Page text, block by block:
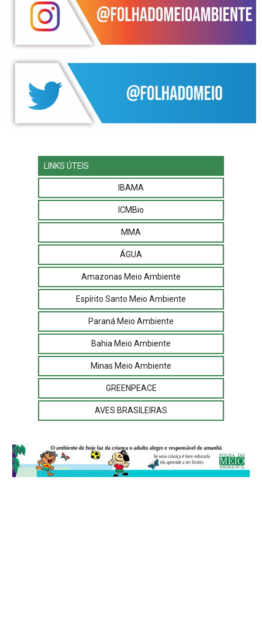
LINKS ÚTEIS
IBAMA
ICMBio
MMA
ÁGUA
Amazonas Meio Ambiente
Espírito Santo Meio Ambiente
Paraná Meio Ambiente
Bahia Meio Ambiente
Minas Meio Ambiente
GREENPEACE
AVES BRASILEIRAS